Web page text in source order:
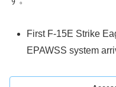
First F-15E Strike
EPAWSS system